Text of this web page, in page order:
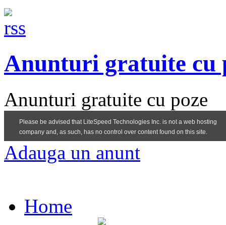
Anunturi gratuite cu
Anunturi gratuite cu poze
Adauga un anunt
Home